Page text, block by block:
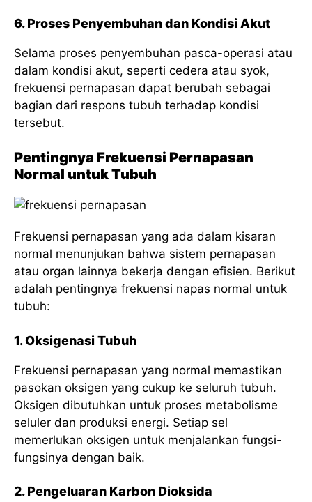
6. Proses Penyembuhan dan Kondisi Akut
Selama proses penyembuhan pasca-operasi atau
dalam kondisi akut, seperti cedera atau syok,
frekuensi pernapasan dapat berubah sebagai
bagian dari respons tubuh terhadap kondisi
tersebut.
Pentingnya Frekuensi Pernapasan
Normal untuk Tubuh
Frekuensi pernapasan yang ada dalam kisaran
normal menunjukan bahwa sistem pernapasan
atau organ lainnya bekerja dengan efisien. Berikut
adalah pentingnya frekuensi napas normal untuk
tubuh:
1. Oksigenasi Tubuh
Frekuensi pernapasan yang normal memastikan
pasokan oksigen yang cukup ke seluruh tubuh.
Oksigen dibutuhkan untuk proses metabolisme
seluler dan produksi energi. Setiap sel
memerlukan oksigen untuk menjalankan fungsi-
fungsinya dengan baik.
2. Pengeluaran Karbon Dioksida